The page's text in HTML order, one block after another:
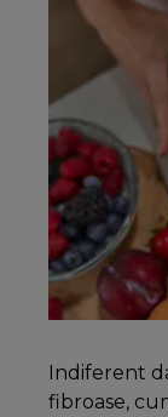
Indiferent
fibroase,